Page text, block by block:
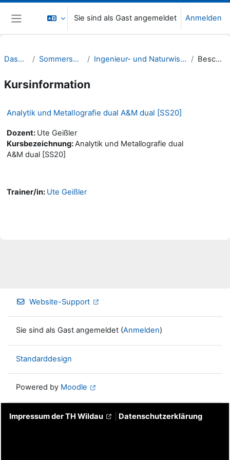
Zum Hauptinhalt
Website-Übersicht
Sie sind als Gast angemeldet Anmelden
Dashboard Sommersemester 20 Ingenieur- und Naturwissenschaften (INW) Beschreibung
Kursinformation
Analytik und Metallografie dual A&M dual [SS20]
Dozent: Ute Geißler
Kursbezeichnung:Analytik und Metallografie dual
A&M dual [SS20]
Trainer/in: Ute Geißler
Website-Support
Sie sind als Gast angemeldet (Anmelden)
Standarddesign
Powered by Moodle
Impressum der TH Wildau Datenschutzerklärung